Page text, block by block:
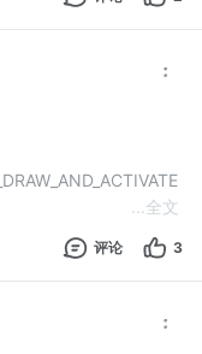
房间最多 2 人对战。
墓地效果与 MULTI 子
全文
评论 3